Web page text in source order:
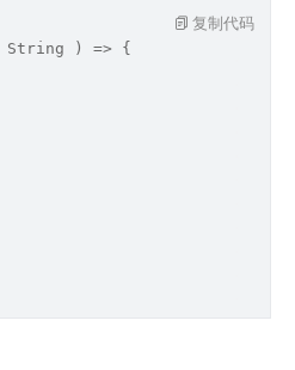
String ) => {
复制代码